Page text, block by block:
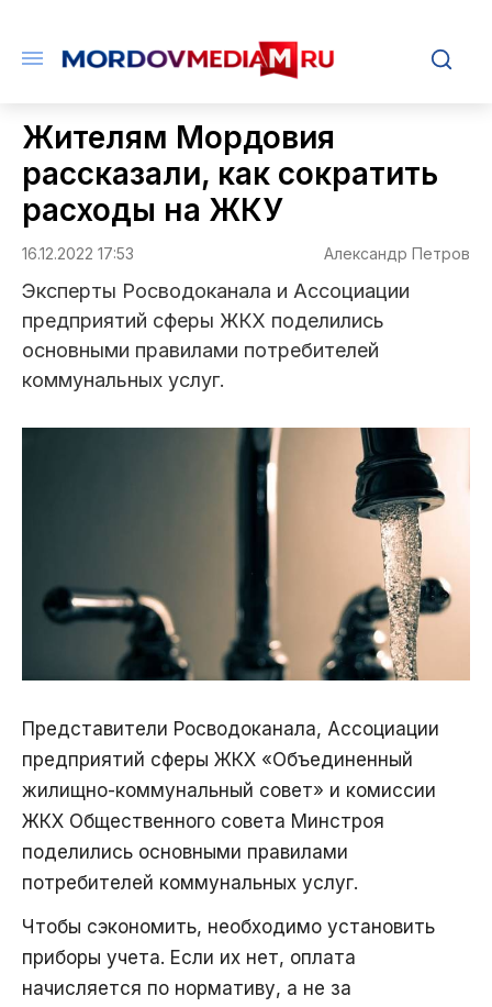
Жителям Мордовия
рассказали, как сократить
расходы на ЖКУ
16.12.2022 17:53 Александр Петров
Эксперты Росводоканала и Ассоциации
предприятий сферы ЖКХ поделились
основными правилами потребителей
коммунальных услуг.
Представители Росводоканала, Ассоциации
предприятий сферы ЖКХ «Объединенный
жилищно-коммунальный совет» и комиссии
ЖКХ Общественного совета Минстроя
поделились основными правилами
потребителей коммунальных услуг.
Чтобы сэкономить, необходимо установить
приборы учета. Если их нет, оплата
начисляется по нормативу, а не за